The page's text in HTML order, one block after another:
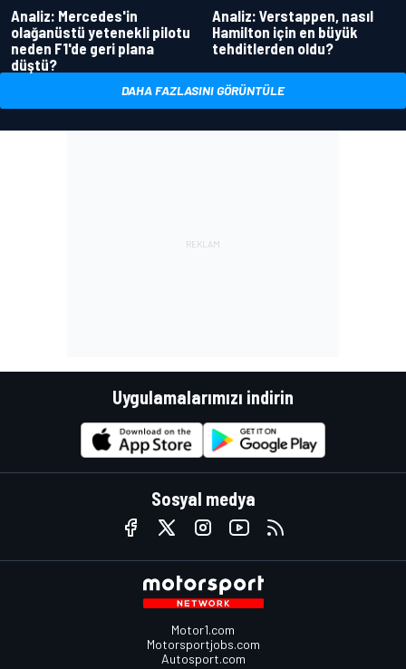
Analiz: Mercedes'in
olağanüstü yetenekli pilotu
neden F1'de geri plana
düştü?
Analiz: Verstappen, nasıl
Hamilton için en büyük
tehditlerden oldu?
DAHA FAZLASINI GÖRÜNTÜLE
Uygulamalarımızı indirin
Sosyal medya
Motor1.com
Motorsportjobs.com
Autosport.com